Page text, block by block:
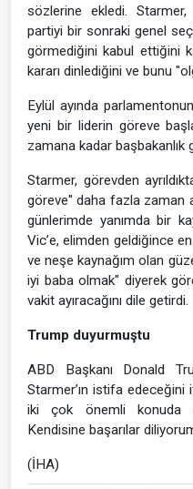
sözlerine ekledi. Starmer,
partiyi bir sonraki genel
görmediğini kabul ettiğini
kararı dinlediğini ve bunu
Eylül ayında
yeni bir liderin göreve
zamana kadar
Starmer, görevden
göreve" daha fazla zaman
günlerimde yanımda bir
Vic’e, elimden geldiğince
ve neşe kaynağım olan
iyi baba olmak" diyerek
vakit ayıracağını dile getirdi.
Trump duyurmuştu
ABD Başkanı Donald
Starmer’ın istifa
iki çok önemli konuda
Kendisine başarılar
(İHA)